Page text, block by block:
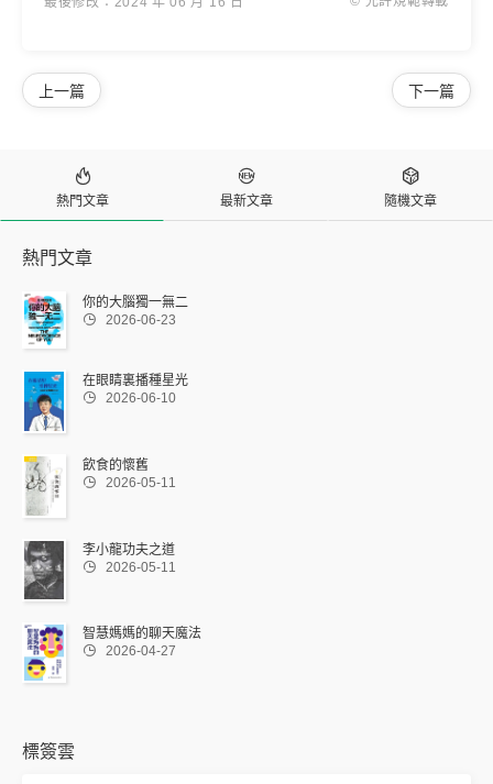
下一篇
上一篇

熱門文章

最新文章

隨機文章
熱門文章
你的大腦獨一無二
 2026-06-23
在眼睛裏播種星光
 2026-06-10
飲食的懷舊
 2026-05-11
李小龍功夫之道
 2026-05-11
智慧媽媽的聊天魔法
 2026-04-27
標簽雲